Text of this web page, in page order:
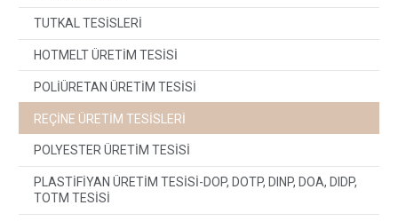
TUTKAL TESİSLERİ
HOTMELT ÜRETİM TESİSİ
POLİÜRETAN ÜRETİM TESİSİ
REÇİNE ÜRETİM TESİSLERİ
POLYESTER ÜRETİM TESİSİ
PLASTİFİYAN ÜRETİM TESİSİ-DOP, DOTP, DINP, DOA, DIDP,
TOTM TESİSİ